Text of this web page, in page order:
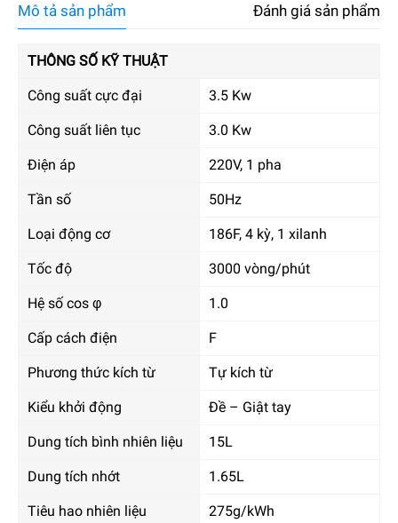
Mô tả sản phẩm Đánh giá sản phẩm
THÔNG SỐ KỸ THUẬT
Công suất cực đại 3.5 Kw
Công suất liên tục 3.0 Kw
Điện áp 220V, 1 pha
Tần số 50Hz
Loại động cơ 186F, 4 kỳ, 1 xilanh
Tốc độ 3000 vòng/phút
Hệ số cos φ 1.0
Cấp cách điện F
Phương thức kích từ Tự kích từ
Kiểu khởi động Đề – Giật tay
Dung tích bình nhiên liệu 15L
Dung tích nhớt 1.65L
Tiêu hao nhiên liệu 275g/kWh